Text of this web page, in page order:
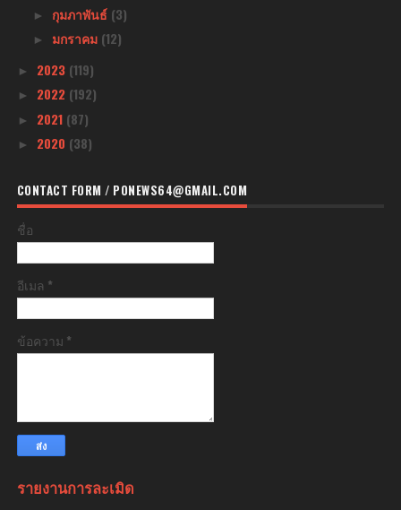
► กุมภาพันธ์ (3)
► มกราคม (12)
► 2023 (119)
► 2022 (192)
► 2021 (87)
► 2020 (38)
CONTACT FORM / PONEWS64@GMAIL.COM
ชื่อ
อีเมล *
ข้อความ *
รายงานการละเมิด